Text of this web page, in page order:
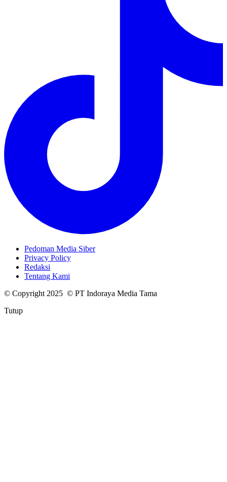
Pedoman Media Siber
Privacy Policy
Redaksi
Tentang Kami
© Copyright 2025 © PT Indoraya Media Tama
Tutup